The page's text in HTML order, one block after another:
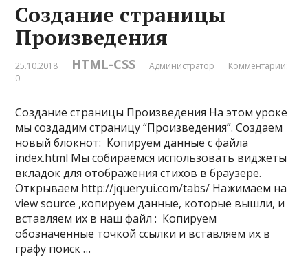
Создание страницы
Произведения
25.10.2018 HTML-CSS Администратор
Комментарии:
0
Создание страницы Произведения На этом уроке
мы создадим страницу “Произведения”. Создаем
новый блокнот: Копируем данные с файла
index.html Мы собираемся использовать виджеты
вкладок для отображения стихов в браузере.
Открываем http://jqueryui.com/tabs/ Нажимаем на
view source ,копируем данные, которые вышли, и
вставляем их в наш файл : Копируем
обозначенные точкой ссылки и вставляем их в
графу поиск …